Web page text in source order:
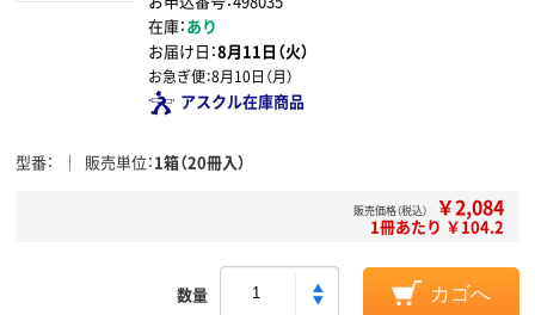
在庫：あり
お届け日：8月11日（火）
お急ぎ便：8月10日（月）
アスクル在庫商品
型番 販売単位 1箱（20冊入）
販売価格（税込） ￥2,084
1冊あたり ￥104.2
数量 カゴへ